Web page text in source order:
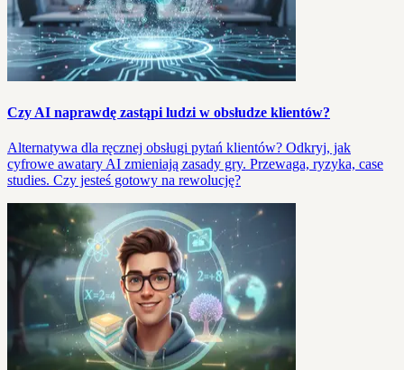
Czy AI naprawdę zastąpi ludzi w obsłudze klientów?
Alternatywa dla ręcznej obsługi pytań klientów? Odkryj, jak
cyfrowe awatary AI zmieniają zasady gry. Przewaga, ryzyka, case
studies. Czy jesteś gotowy na rewolucję?